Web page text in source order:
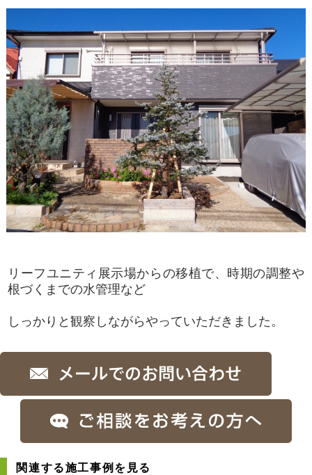
リーフユニティ展示場からの移植で、時期の調整や
根づくまでの水管理など
しっかりと観察しながらやっていただきました。
関連する施工事例を見る